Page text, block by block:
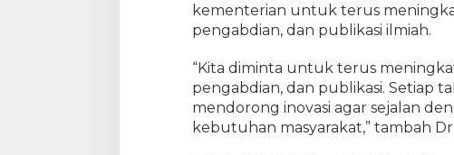
kementerian untuk terus
pengabdian, dan publikasi ilmiah.
“Kita diminta untuk terus
pengabdian, dan publikasi. Setiap
mendorong inovasi agar sejalan
kebutuhan masyarakat,” tambah Dr